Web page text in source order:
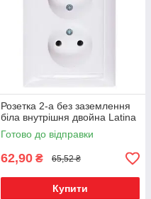
Розетка 2-а без заземлення
біла внутрішня двойна Latina
Готово до відправки
62,90 ₴ 65,52 ₴
Купити